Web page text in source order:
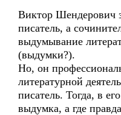
Виктор Шендерович
писатель, а
выдумывание
(выдумки?).
Но, он
литературной
писатель. Тогда, в
выдумка, а где